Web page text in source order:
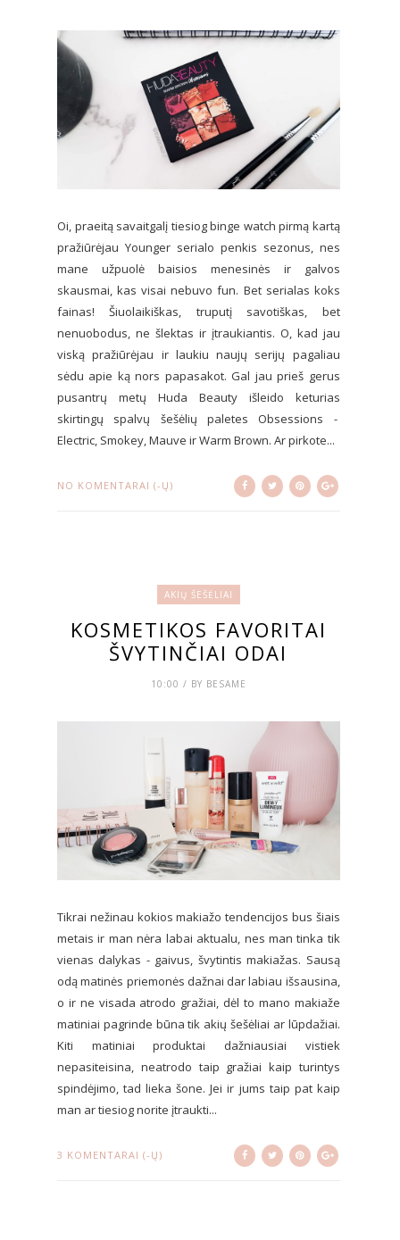
Oi, praeitą savaitgalį tiesiog binge watch pirmą kartą
pražiūrėjau Younger serialo penkis sezonus, nes
mane užpuolė baisios menesinės ir galvos
skausmai, kas visai nebuvo fun. Bet serialas koks
fainas! Šiuolaikiškas, truputį savotiškas, bet
nenuobodus, ne šlektas ir įtraukiantis. O, kad jau
viską pražiūrėjau ir laukiu naujų serijų pagaliau
sėdu apie ką nors papasakot. Gal jau prieš gerus
pusantrų metų Huda Beauty išleido keturias
skirtingų spalvų šešėlių paletes Obsessions -
Electric, Smokey, Mauve ir Warm Brown. Ar pirkote...
NO KOMENTARAI (-Ų)
AKIŲ ŠEŠĖLIAI
KOSMETIKOS FAVORITAI
ŠVYTINČIAI ODAI
10:00 / BY BESAME
Tikrai nežinau kokios makiažo tendencijos bus šiais
metais ir man nėra labai aktualu, nes man tinka tik
vienas dalykas - gaivus, švytintis makiažas. Sausą
odą matinės priemonės dažnai dar labiau išsausina,
o ir ne visada atrodo gražiai, dėl to mano makiaže
matiniai pagrinde būna tik akių šešėliai ar lūpdažiai.
Kiti matiniai produktai dažniausiai vistiek
nepasiteisina, neatrodo taip gražiai kaip turintys
spindėjimo, tad lieka šone. Jei ir jums taip pat kaip
man ar tiesiog norite įtraukti...
3 KOMENTARAI (-Ų)